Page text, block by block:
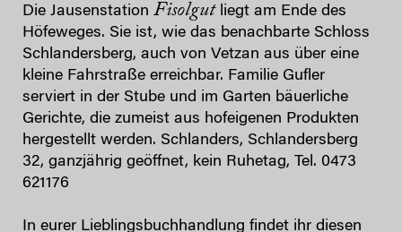
Die Jausenstation Fisolgutliegt am Ende des
Höfeweges. Sie ist, wie das benachbarte Schloss
Schlandersberg, auch von Vetzan aus über eine
kleine Fahrstraße erreichbar. Familie Gufler
serviert in der Stube und im Garten bäuerliche
Gerichte, die zumeist aus hofeigenen Produkten
hergestellt werden. Schlanders, Schlandersberg
32, ganzjährig geöffnet, kein Ruhetag, Tel. 0473
621176
In eurer Lieblingsbuchhandlung findet ihr diesen